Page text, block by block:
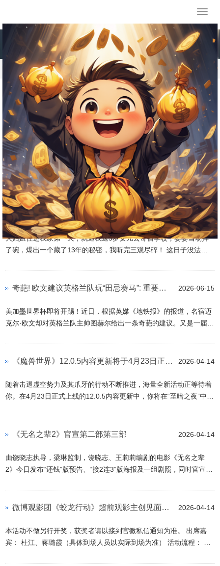
88彩>88彩介绍
88彩介绍
2026-06-21
拒绝交易! 曝独行侠已告知多队不会交易欧文: 希望他继续指导弗拉格
北京时间6月13日，据美媒《DAL Hoops Journal》报道，独行侠希
望留住凯里·欧文，以便他能够继续指导状元库珀·弗拉格。 消息人士
透露，尽管有几支NBA争冠球队表达了对欧文的兴趣，但独行侠已经
告知各支询问的球队——他们无意交易欧文，他们希望欧文能继续留
在弗拉格身边。 消息人士称，欧文和弗拉格两人关系密切。本赛季，
弗拉格从欧文身上获得了长期且宝贵的指导；独行侠新总裁乌杰里对
欧文给予了高度评价，从未有任何迹象表明达拉斯想在休赛期交易欧
文。 乌杰里曾表示：凯文·杜兰特曾告诉我，世界上只有...
2026-06-17
大姑姐来我家借住, 嫌我女儿吵, 把她送到寄宿学校, 婆婆摔碗翻脸
大姑姐住进我家第一天，就逼我送5岁女儿去寄宿学校，婆婆当场摔
了碗，爆出一个藏了13年的秘密，我听完三观尽碎！ 这日子没法过
能想到，他那个离异的大姐赵敏，像个黑洞一样闯进来，要把我们这
点安稳全吸走。 她进门那刻，我就知道要遭殃。行李箱轮子在我刚拖
声：“也就这样吧，比想象中强点。” 我忍了。我把主卧让给她，书房
支起折叠床。我五岁的女儿糖糖，被我反复叮嘱要“做淑女”，别吵到
2026-06-15
奇葩! 欧文建议英格兰队玩“田忌赛马”: 重要球员在世界杯对手疲惫时再登场
美加墨世界杯即将开踢！近日，根据英媒《地铁报》的报道，名宿迈
克尔·欧文却对英格兰队主帅图赫尔给出一条奇葩的建议。又是一届世
的激进——玩“田忌赛马”，减少重要球员的上场时间，不超过半场。
本周三，英格兰队在一场热身赛中以 3比0 轻松战胜哥斯达黎加队，
的首场比赛，对手是实力强大的克罗地亚队。谈到图赫尔应该如何率
领英格兰队踢本届世界杯，欧文认为他应将部分主力球员先摁在替补
2026-04-14
《魔兽世界》12.0.5内容更新将于4月23日正式上线
随着击退虚空势力及其爪牙的行动不断推进，海量全新活动正等待着
你。在4月23日正式上线的12.0.5内容更新中，你将在“至暗之夜”中体
勇闯仪式场地，掌握虚空熔炉的奥秘，并加入装饰决斗的欢乐队伍。
击退虚空侵袭 虚空大军内部正为了争权夺利而相互倾轧，各方势力都
森林与祖阿曼周边已率先燃起战火。 虚空突袭 虚空突袭事件将每周
轮换，在永歌森林与祖阿曼之间交替上演。当某一处突袭被平定
2026-04-14
《无名之辈2》官宣第二部第三部
由饶晓志执导，梁琳监制，饶晓志、王莉莉编剧的电影《无名之辈
2》今日发布“还钱”版预告、“接2连3”版海报及一组剧照，同时官宣续
归，更有新老实力派演员加盟。全员颠覆形象，令人捧腹。海报中陈
建斌手中的电线将数字2、3串联，暗示了两部之间的剧情有着密不可
生，两部电影的三条故事线类型丰富，风格迥异，在不同国家，共同
演绎平凡小人物的荒诞“江湖”。导演饶晓志再度玩转多线叙事，熟悉
2026-04-14
微博观影团《蛟龙行动》超前观影主创见面会抢票
本活动不做另行开奖，获奖者请以接到官微私信通知为准。 出席嘉
宾： 杜江、蒋璐霞（具体到场人员以实际到场为准） 活动流程： 1